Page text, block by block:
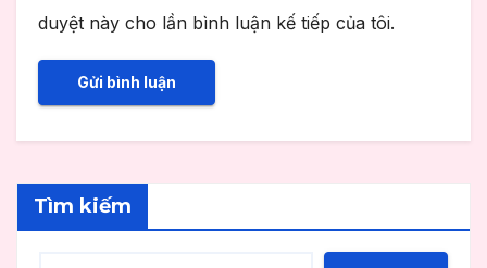
duyệt này cho lần bình luận kế tiếp của tôi.
Tìm kiếm